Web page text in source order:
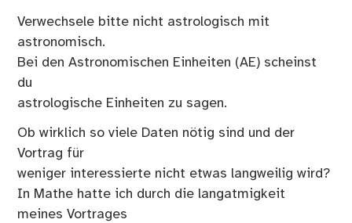
Verwechsele bitte nicht astrologisch mit
astronomisch.
Bei den Astronomischen Einheiten (AE) scheinst
du
astrologische Einheiten zu sagen.
Ob wirklich so viele Daten nötig sind und der
Vortrag für
weniger interessierte nicht etwas langweilig wird?
In Mathe hatte ich durch die langatmigkeit
meines Vortrages